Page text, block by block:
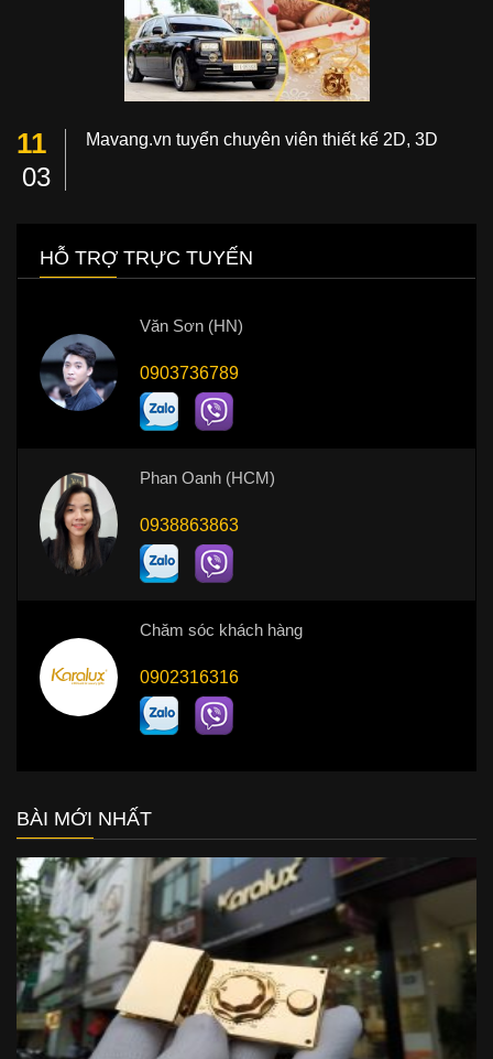
11
03
Mavang.vn tuyển chuyên viên thiết kế 2D, 3D
HỖ TRỢ TRỰC TUYẾN
Văn Sơn (HN)
0903736789
Phan Oanh (HCM)
0938863863
Chăm sóc khách hàng
0902316316
BÀI MỚI NHẤT